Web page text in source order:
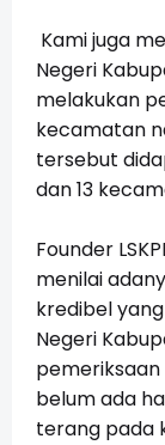
Kami juga
Negeri
melakukan
kecamatan
tersebut
dan 13
Founder
menilai
kredibel
Negeri
belum ada
terang pada